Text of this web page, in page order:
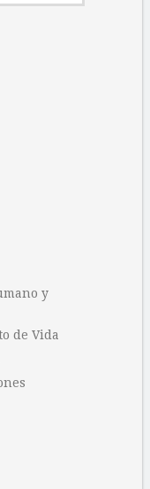
y
de Vida